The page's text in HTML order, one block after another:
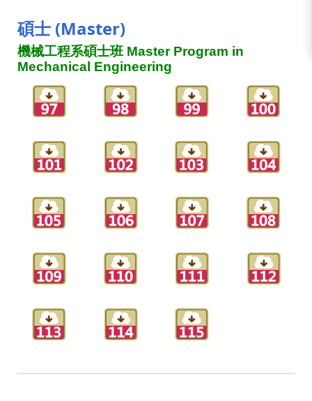
碩士 (Master)
機械工程系碩士班 Master Program in
Mechanical Engineering